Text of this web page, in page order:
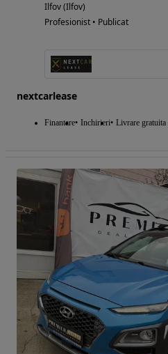
Ilfov (Ilfov)
Profesionist • Publicat
nextcarlease
Finantare Inchirieri Livrare gratuita